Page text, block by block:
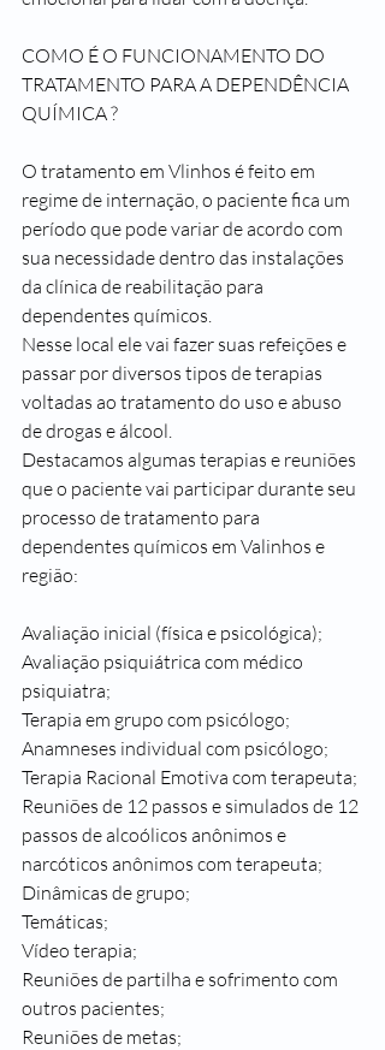
COMO É O FUNCIONAMENTO DO
TRATAMENTO PARA A DEPENDÊNCIA
QUÍMICA ?
O tratamento em Vlinhos é feito em
regime de internação, o paciente fica um
período que pode variar de acordo com
sua necessidade dentro das instalações
da clínica de reabilitação para
dependentes químicos.
Nesse local ele vai fazer suas refeições e
passar por diversos tipos de terapias
voltadas ao tratamento do uso e abuso
de drogas e álcool.
Destacamos algumas terapias e reuniões
que o paciente vai participar durante seu
processo de tratamento para
dependentes químicos em Valinhos e
região:
Avaliação inicial (física e psicológica);
Avaliação psiquiátrica com médico
psiquiatra;
Terapia em grupo com psicólogo;
Anamneses individual com psicólogo;
Terapia Racional Emotiva com terapeuta;
Reuniões de 12 passos e simulados de 12
passos de alcoólicos anônimos e
narcóticos anônimos com terapeuta;
Dinâmicas de grupo;
Temáticas;
Vídeo terapia;
Reuniões de partilha e sofrimento com
outros pacientes;
Reuniões de metas;